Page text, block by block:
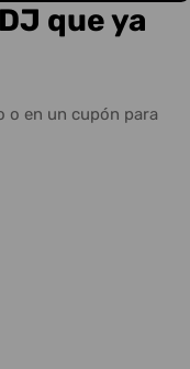
que ya
o en un cupón para